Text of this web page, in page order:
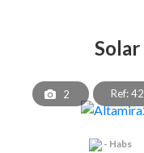
2 Ref:
- Habs